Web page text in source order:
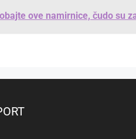
ove namirnice, čudo su